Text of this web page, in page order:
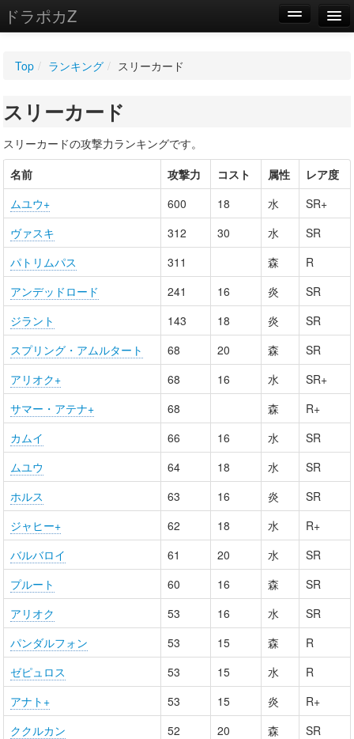
ドラポカZ
WIKI
設定
Top / ランキング / スリーカード
スリーカード
スリーカードの攻撃力ランキングです。
名前
攻撃力 コスト 属性
レア度
ムユウ+
600 18 水
SR+
ヴァスキ
312 30 水
SR
パトリムパス
311 森
R
アンデッドロード
241 16 炎
SR
ジラント
143 18 炎
SR
スプリング・アムルタート
68 20 森
SR
アリオク+
68 16 水
SR+
サマー・アテナ+
68 森
R+
カムイ
66 16 水
SR
ムユウ
64 18 水
SR
ホルス
63 16 炎
SR
ジャヒー+
62 18 水
R+
バルバロイ
61 20 水
SR
プルート
60 16 森
SR
アリオク
53 16 水
SR
パンダルフォン
53 15 森
R
ゼピュロス
53 15 水
R
アナト+
53 15 炎
R+
ククルカン
52 20 森
SR